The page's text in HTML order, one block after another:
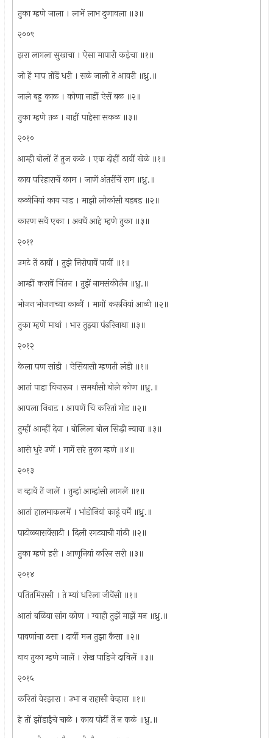
तुका म्हणे जाला । लाभें लाभ दुणावला ॥३॥
२००९
झरा लागला सुखाचा । ऐसा मापारी कइंचा ॥१॥
जो हें माप तोंडें धरी । सळे जाली ते आवरी ॥ध्रु.॥
जाले बहु काळ । कोणा नाहीं ऐसें बळ ॥२॥
तुका म्हणे तळ । नाहीं पाहेसा सकळ ॥३॥
२०१०
आम्ही बोलों तें तुज कळे । एक दोहीं ठायीं खेळे ॥१॥
काय परिहाराचें काम । जाणें अंतरींचें राम ॥ध्रु.॥
कळोनियां काय चाड । माझी लोकांसी बडबड ॥२॥
कारण सवें एका । अवघें आहे म्हणे तुका ॥३॥
२०११
उमटे तें ठायीं । तुझे निरोपावें पायीं ॥१॥
आम्हीं करावें चिंतन । तुझें नामसंकीर्तन ॥ध्रु.॥
भोजन भोजनाच्या काळीं । मागों करूनियां आळी ॥२॥
तुका म्हणे माथां । भार तुझ्या पंढरिनाथा ॥३॥
२०१२
केला पण सांडी । ऐसियासी म्हणती लंडी ॥१॥
आतां पाहा विचारून । समर्थासी बोले कोण ॥ध्रु.॥
आपला निवाड । आपणें चि करितां गोड ॥२॥
तुम्हीं आम्हीं देवा । बोलिला बोल सिद्धी न्यावा ॥३॥
आसे धुरे उणें । मागें सरे तुका म्हणे ॥४॥
२०१३
न व्हावें तें जालें । तुम्हां आम्हांसी लागलें ॥१॥
आतां हालमाकलमें । भांडोनियां काढूं वर्में ॥ध्रु.॥
पाटोळ्यासवेंसाटी । दिली रगट्याची गांठी ॥२॥
तुका म्हणे हरी । आणूनियां करिन सरी ॥३॥
२०१४
पतितमिरासी । ते म्यां धरिला जीवेंसी ॥१॥
आतां बळिया सांग कोण । ग्वाही तुझें माझें मन ॥ध्रु.॥
पावणांचा ठसा । दावीं मज तुझा कैसा ॥२॥
वाव तुका म्हणे जालें । रोख पाहिजे दाविलें ॥३॥
२०१५
करितां वेरझारा । उभा न राहासी वेव्हारा ॥१॥
हे तों झोंडाईंचे चाळे । काय पोटीं तें न कळे ॥ध्रु.॥